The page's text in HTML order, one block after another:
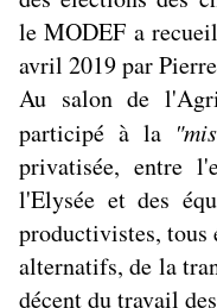
le MODEF a
avril 2019par
Au salon de
participé à la
privatisée, entre
l'Elysée et des
productivistes, tous
alternatifs, de la
décent du travail